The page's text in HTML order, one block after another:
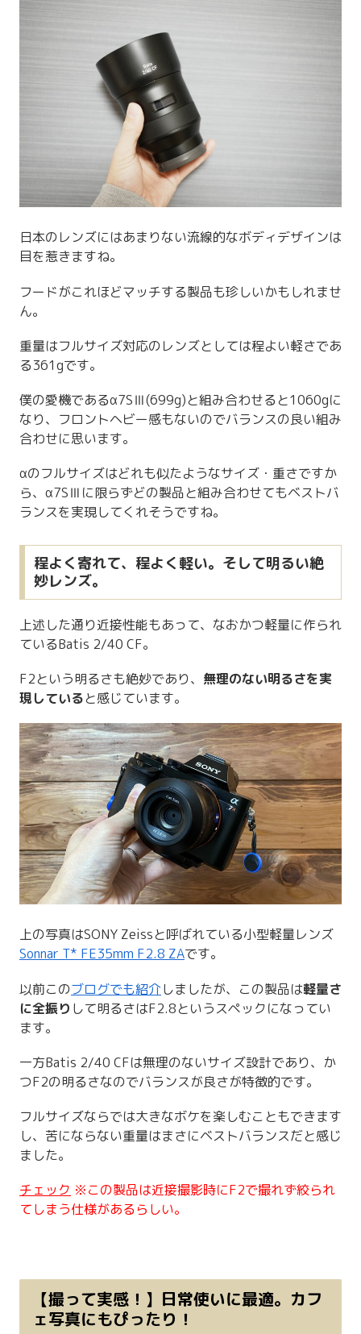
日本のレンズにはあまりない流線的なボディデザインは
目を惹きますね。
フードがこれほどマッチする製品も珍しいかもしれませ
ん。
重量はフルサイズ対応のレンズとしては程よい軽さであ
る361gです。
僕の愛機であるα7SⅢ(699g)と組み合わせると1060gに
なり、フロントヘビー感もないのでバランスの良い組み
合わせに思います。
αのフルサイズはどれも似たようなサイズ・重さですか
ら、α7SⅢに限らずどの製品と組み合わせてもベストバ
ランスを実現してくれそうですね。
程よく寄れて、程よく軽い。そして明るい絶
妙レンズ。
上述した通り近接性能もあって、なおかつ軽量に作られ
ているBatis 2/40 CF。
F2という明るさも絶妙であり、 無理のない明るさを実
現していると感じています。
上の写真はSONY Zeissと呼ばれている小型軽量レンズ
Sonnar T* FE35mm F2.8 ZAです。
以前このブログでも紹介しましたが、この製品は軽量さ
に全振り して明るさはF2.8というスペックになってい
ます。
一方Batis 2/40 CFは無理のないサイズ設計であり、か
つF2の明るさなのでバランスが良さが特徴的です。
フルサイズならでは大きなボケを楽しむこともできます
し、苦にならない重量はまさにベストバランスだと感じ
ました。
チェック ※この製品は近接撮影時にF2で撮れず絞られ
てしまう仕様があるらしい。
【撮って実感！】日常使いに最適。カフ
ェ写真にもぴったり！